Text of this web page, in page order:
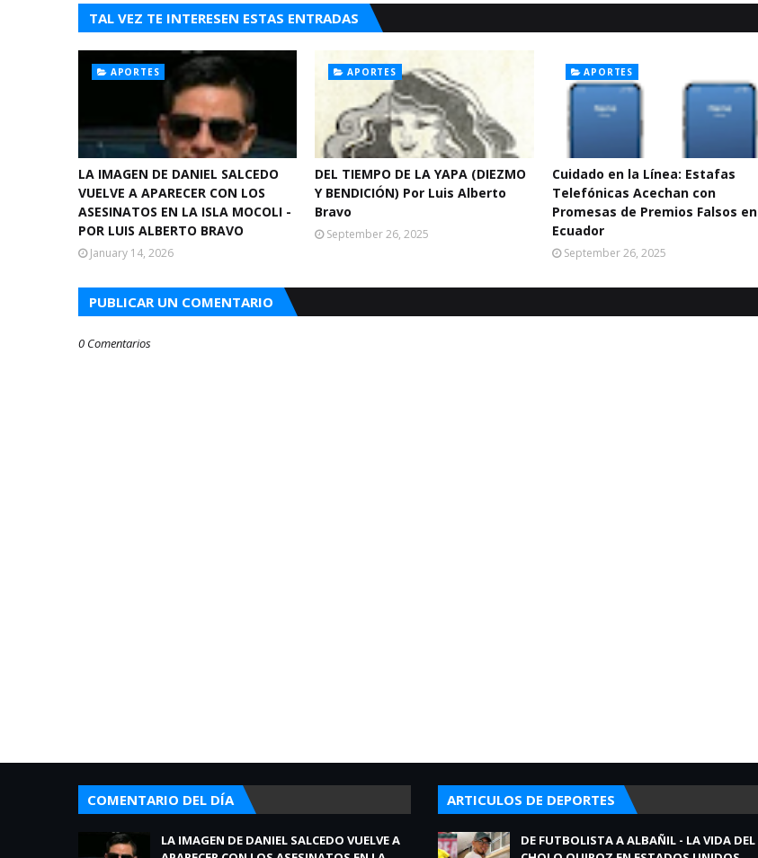
TAL VEZ TE INTERESEN ESTAS ENTRADAS
APORTES
LA IMAGEN DE DANIEL SALCEDO
VUELVE A APARECER CON LOS
ASESINATOS EN LA ISLA MOCOLI -
POR LUIS ALBERTO BRAVO
January 14, 2026
APORTES
DEL TIEMPO DE LA YAPA (DIEZMO
Y BENDICIÓN) Por Luis Alberto
Bravo
September 26, 2025
APORTES
Cuidado en la Línea: Estafas
Telefónicas Acechan con
Promesas de Premios Falsos en
Ecuador
September 26, 2025
PUBLICAR UN COMENTARIO
0 Comentarios
COMENTARIO DEL DÍA
LA IMAGEN DE DANIEL SALCEDO VUELVE A
ARTICULOS DE DEPORTES
DE FUTBOLISTA A ALBAÑIL - LA VIDA DEL